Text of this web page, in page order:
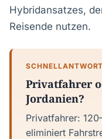
Hybridansatzes,
Reisende nutzen.
SCHNELLANTWORT
Privatfahrer
Jordanien?
Privatfahrer:
eliminiert